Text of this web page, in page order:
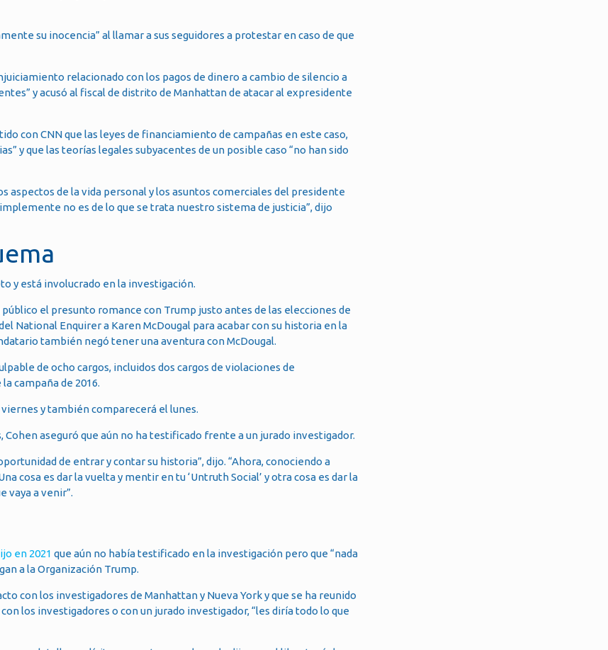
su inocencia” al llamar a sus seguidores a protestar en caso de que
relacionado con los pagos de dinero a cambio de silencio a
y acusó al fiscal de distrito de Manhattan de atacar al expresidente
con CNN que las leyes de financiamiento de campañas en este caso,
y que las teorías legales subyacentes de un posible caso “no han sido
aspectos de la vida personal y los asuntos comerciales del presidente
no es de lo que se trata nuestro sistema de justicia”, dijo
y está involucrado en la investigación.
el presunto romance con Trump justo antes de las elecciones de
National Enquirer a Karen McDougal para acabar con su historia en la
también negó tener una aventura con McDougal.
de ocho cargos, incluidos dos cargos de violaciones de
campaña de 2016.
y también comparecerá el lunes.
aseguró que aún no ha testificado frente a un jurado investigador.
de entrar y contar su historia”, dijo. “Ahora, conociendo a
cosa es dar la vuelta y mentir en tu ‘Untruth Social’ y otra cosa es dar la
vaya a venir”.
en 2021 que aún no había testificado en la investigación pero que “nada
a la Organización Trump.
con los investigadores de Manhattan y Nueva York y que se ha reunido
los investigadores o con un jurado investigador, “les diría todo lo que